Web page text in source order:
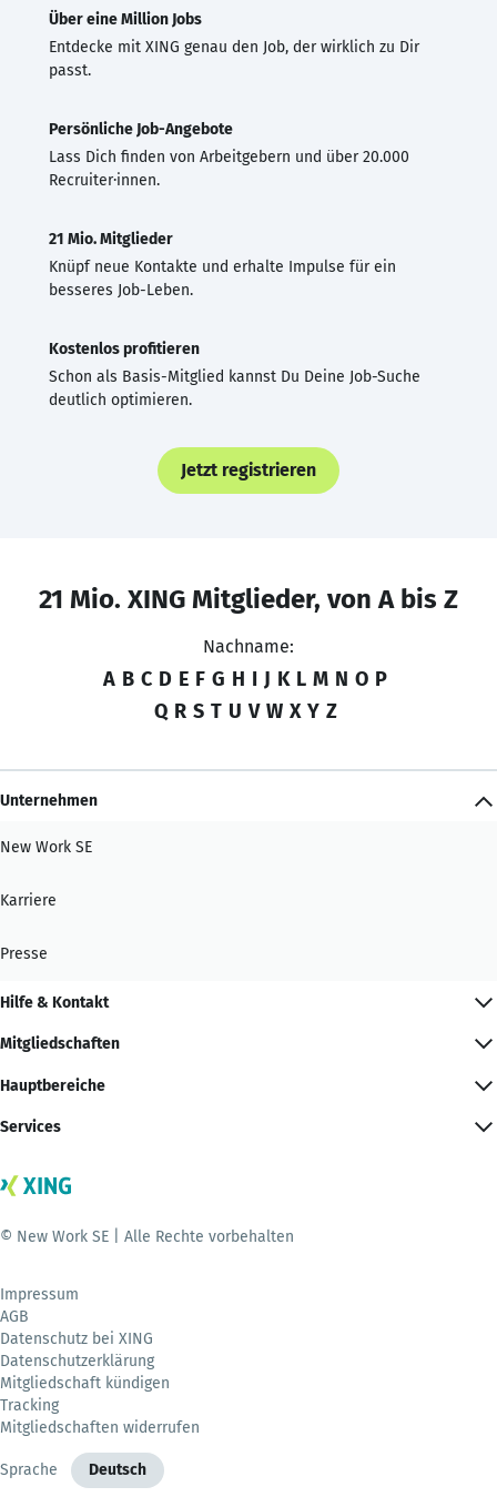
Über eine Million Jobs
Entdecke mit XING genau den Job, der wirklich zu Dir
passt.
Persönliche Job-Angebote
Lass Dich finden von Arbeitgebern und über 20.000
Recruiter·innen.
21 Mio. Mitglieder
Knüpf neue Kontakte und erhalte Impulse für ein
besseres Job-Leben.
Kostenlos profitieren
Schon als Basis-Mitglied kannst Du Deine Job-Suche
deutlich optimieren.
Jetzt registrieren
21 Mio. XING Mitglieder, von A bis Z
Nachname:
A B C D E F G H I J K L M N O P
Q R S T U V W X Y Z
Unternehmen
New Work SE
Karriere
Presse
Hilfe & Kontakt
Mitgliedschaften
Hauptbereiche
Services
© New Work SE | Alle Rechte vorbehalten
Impressum
AGB
Datenschutz bei XING
Datenschutzerklärung
Mitgliedschaft kündigen
Tracking
Mitgliedschaften widerrufen
Sprache Deutsch